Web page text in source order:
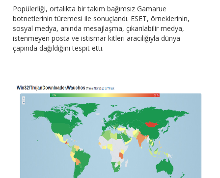
Popülerliği, ortalıkta bir takım bağımsız Gamarue
botnetlerinin türemesi ile sonuçlandı. ESET, örneklerinin,
sosyal medya, anında mesajlaşma, çıkarılabilir medya,
istenmeyen posta ve istismar kitleri aracılığıyla dünya
çapında dağıldığını tespit etti.